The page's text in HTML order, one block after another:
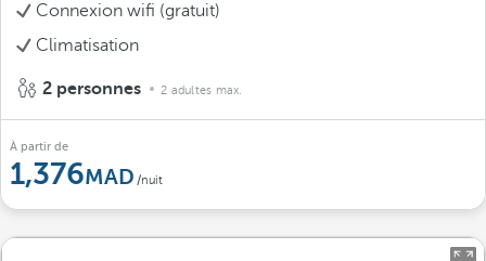
Connexion wifi (gratuit)
Climatisation
2 personnes 2 adultes max.
À partir de
1,376 /nuit